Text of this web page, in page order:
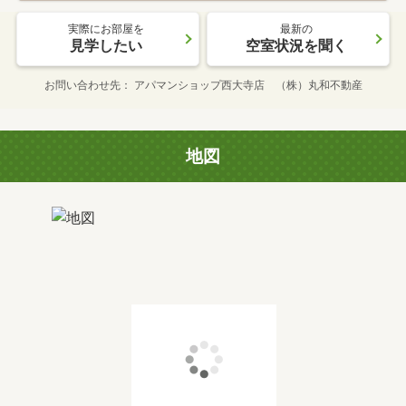
実際にお部屋を
見学したい
最新の
空室状況を聞く
お問い合わせ先 アパマンショップ西大寺店 （株）丸和不動産
地図